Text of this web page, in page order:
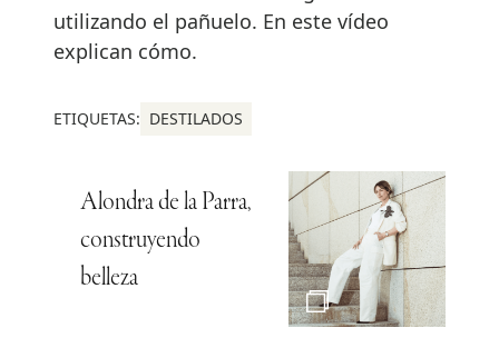
utilizando el pañuelo. En este vídeo
explican cómo.
ETIQUETAS: DESTILADOS
Alondra de la Parra,
construyendo
belleza